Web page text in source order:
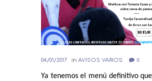
04/01/2017 inAVISOS VARIOS 0
Ya tenemos el menú definitivo